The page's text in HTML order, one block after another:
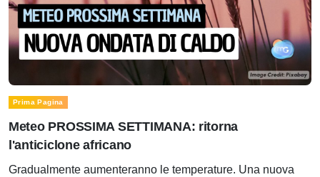
Prima Pagina
Meteo PROSSIMA SETTIMANA: ritorna
l'anticiclone africano
Gradualmente aumenteranno le temperature. Una nuova